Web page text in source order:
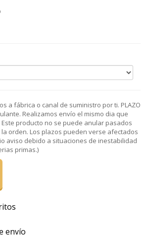
a fábrica o canal de suministro por ti. PLAZO
Realizamos envío el mismo dia que
producto no se puede anular pasados
orden. Los plazos pueden verse afectados
aviso debido a situaciones de inestabilidad
primas.)
envío